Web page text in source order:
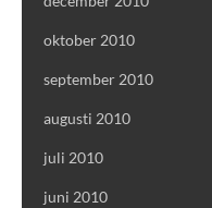
oktober 2010
september 2010
augusti 2010
juli 2010
juni 2010